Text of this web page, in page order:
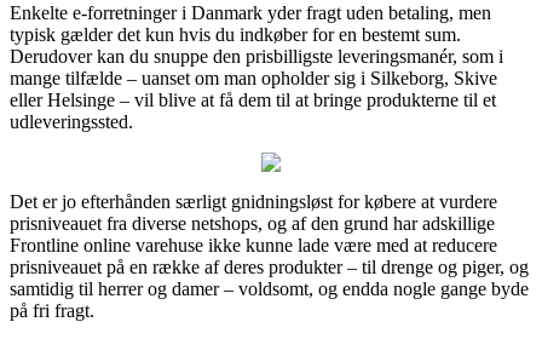
Enkelte e-forretninger i Danmark yder fragt uden betaling, men
typisk gælder det kun hvis du indkøber for en bestemt sum.
Derudover kan du snuppe den prisbilligste leveringsmanér, som i
mange tilfælde – uanset om man opholder sig i Silkeborg, Skive
eller Helsinge – vil blive at få dem til at bringe produkterne til et
udleveringssted.
Det er jo efterhånden særligt gnidningsløst for købere at vurdere
prisniveauet fra diverse netshops, og af den grund har adskillige
Frontline online varehuse ikke kunne lade være med at reducere
prisniveauet på en række af deres produkter – til drenge og piger, og
samtidig til herrer og damer – voldsomt, og endda nogle gange byde
på fri fragt.